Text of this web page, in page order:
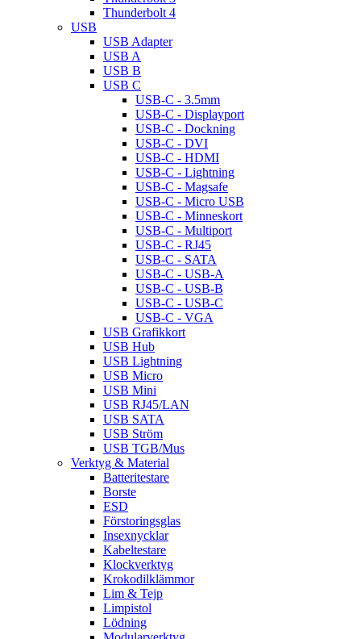
Thunderbolt 4
USB
USB Adapter
USB A
USB B
USB C
USB-C - 3.5mm
USB-C - Displayport
USB-C - Dockning
USB-C - DVI
USB-C - HDMI
USB-C - Lightning
USB-C - Magsafe
USB-C - Micro USB
USB-C - Minneskort
USB-C - Multiport
USB-C - RJ45
USB-C - SATA
USB-C - USB-A
USB-C - USB-B
USB-C - USB-C
USB-C - VGA
USB Grafikkort
USB Hub
USB Lightning
USB Micro
USB Mini
USB RJ45/LAN
USB SATA
USB Ström
USB TGB/Mus
Verktyg & Material
Batteritestare
Borste
ESD
Förstoringsglas
Insexnycklar
Kabeltestare
Klockverktyg
Krokodilklämmor
Lim & Tejp
Limpistol
Lödning